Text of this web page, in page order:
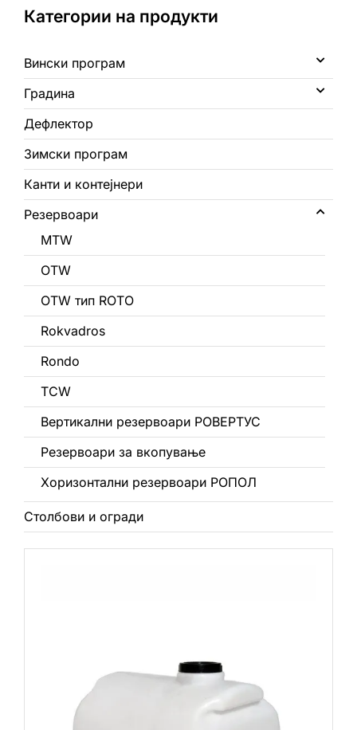
Кошничка
Категории на продукти
Вински програм
Градина
Дефлектор
Зимски програм
Канти и контејнери
Резервоари
MTW
OTW
OTW тип ROTO
Rokvadros
Rondo
TCW
Вертикални резервоари РОВЕРТУС
Резервоари за вкопување
Хоризонтални резервоари РОПОЛ
Столбови и огради